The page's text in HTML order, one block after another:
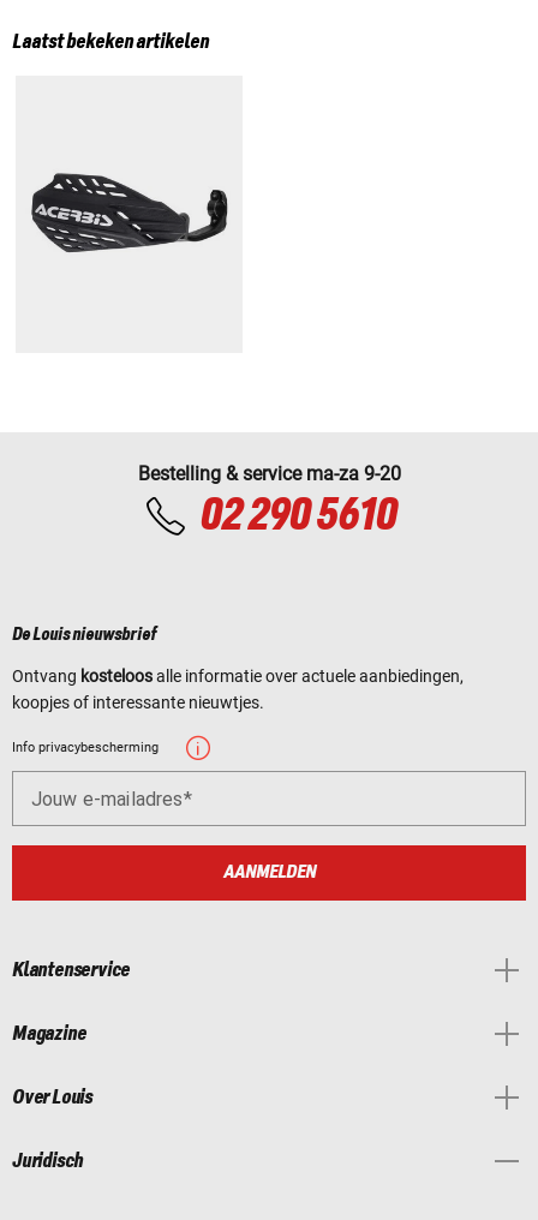
Laatst bekeken artikelen
Bestelling & service ma-za 9-20
02 290 5610
De Louis nieuwsbrief
Ontvang kosteloosalle informatie over actuele aanbiedingen,
koopjes of interessante nieuwtjes.
Info privacybescherming
Jouw e-mailadres
AANMELDEN
Klantenservice
Magazine
Over Louis
Juridisch